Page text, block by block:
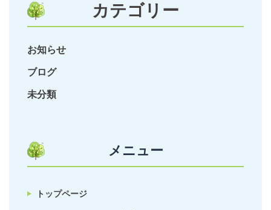
カテゴリー
お知らせ
ブログ
未分類
メニュー
トップページ